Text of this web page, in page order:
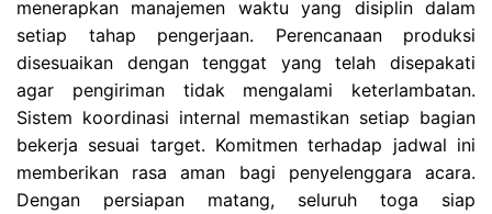
menerapkan manajemen waktu yang disiplin dalam
setiap tahap pengerjaan. Perencanaan produksi
disesuaikan dengan tenggat yang telah disepakati
agar pengiriman tidak mengalami keterlambatan.
Sistem koordinasi internal memastikan setiap bagian
bekerja sesuai target. Komitmen terhadap jadwal ini
memberikan rasa aman bagi penyelenggara acara.
Dengan persiapan matang, seluruh toga siap